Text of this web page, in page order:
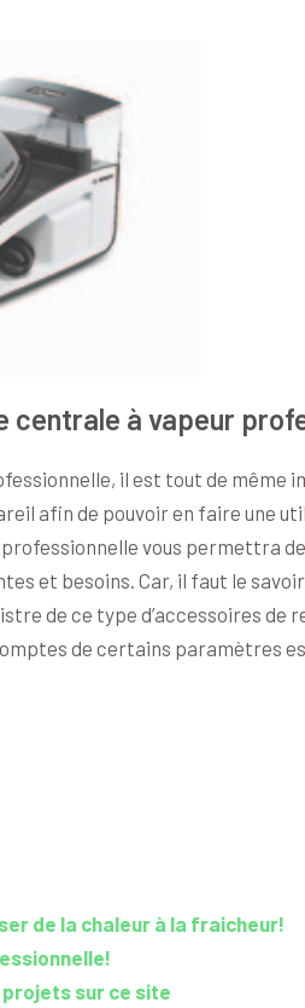
centrale à vapeur
il est tout de même
afin de pouvoir en faire une
vous permettra
et besoins. Car, il faut le
de ce type d’accessoires de
de certains paramètres
de la chaleur à la fraicheur!
sur ce site